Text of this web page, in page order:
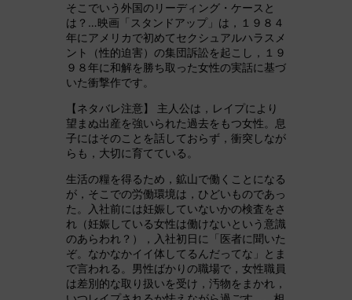
そこでいう外国のリーディング・ケースと
は？…映画「スタンドアップ」は，１９８４
年にアメリカで初めてセクシュアルハラスメ
ント（性的迫害）の集団訴訟を起こし，１９
９８年に和解を勝ち取った女性の実話に基づ
いた衝撃作です。
【ネタバレ注意】 主人公は，レイプにより
望まぬ出産を強いられた過去をもつ女性。息
子にはそのことを話しておらず，衝突しなが
らも，大切に育てている。
生活の糧を得るため，鉱山で働くことになる
が，そこでの労働環境は，ひどいものであっ
た。入社前には妊娠していないかの検査をさ
れ（妊娠している女性は働けないという意識
のあらわれ？），入社初日に「医者に聞いた
ぞ。なかなかイイ体してるんだってな」とま
で言われる。男性ばかりの職場で，女性職員
は差別的な取り扱いを受け，汚物をまかれ，